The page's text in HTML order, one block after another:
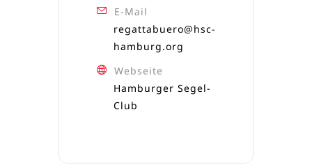
E-Mail
regattabuero@hsc-
hamburg.org
Webseite
Hamburger Segel-
Club